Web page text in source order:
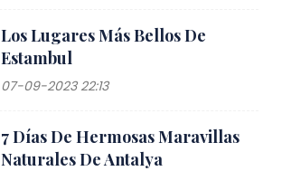
Los Lugares Más Bellos De
Estambul
07-09-2023 22:13
7 Días De Hermosas Maravillas
Naturales De Antalya